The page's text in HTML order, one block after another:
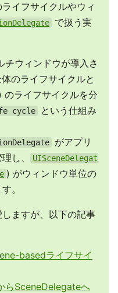
イフサイクルやウィ
で扱う実
チウィンドウが導入さ
のライフサイクルと
ライフサイクルを分
cycle
という仕組み
がアプリ
し、
UISceneDelegat
) がウィンドウ単位の
。
ますが、以下の記事
basedライフサイ
らSceneDelegateへ